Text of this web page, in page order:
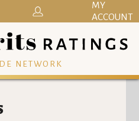
NETWORK
MY
ACCOUNT